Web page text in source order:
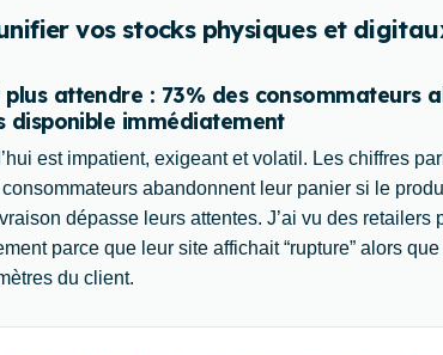
vos stocks physiques et
attendre : 73% des consommateurs
disponible immédiatement
est impatient, exigeant et volatil. Les chiffres
abandonnent leur panier si le
dépasse leurs attentes. J’ai vu des retailers
parce que leur site affichait “rupture” alors
du client.